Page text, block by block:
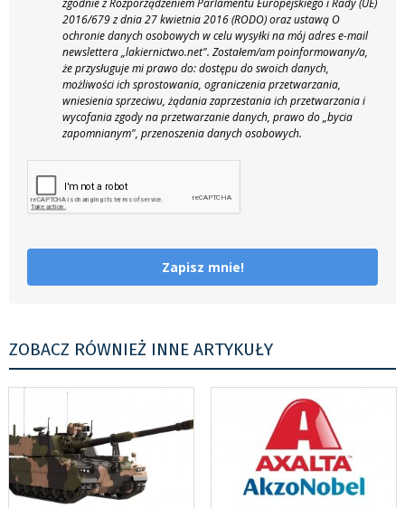
zgodnie z Rozporządzeniem Parlamentu Europejskiego i Rady (UE)
2016/679 z dnia 27 kwietnia 2016 (RODO) oraz ustawą O
ochronie danych osobowych w celu wysyłki na mój adres e-mail
newslettera „lakiernictwo.net". Zostałem/am poinformowany/a,
że przysługuje mi prawo do: dostępu do swoich danych,
możliwości ich sprostowania, ograniczenia przetwarzania,
wniesienia sprzeciwu, żądania zaprzestania ich przetwarzania i
wycofania zgody na przetwarzanie danych, prawo do „bycia
zapomnianym", przenoszenia danych osobowych.
Zapisz mnie!
ZOBACZ RÓWNIEŻ INNE ARTYKUŁY